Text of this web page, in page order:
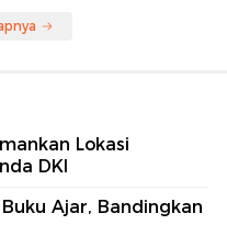
Lokasi
DKI
Ajar, Bandingkan